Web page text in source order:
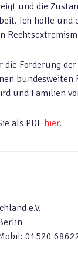
und die
Ich hoffe und
Forderung
und Familien
als PDF hier.
e.V.
01520